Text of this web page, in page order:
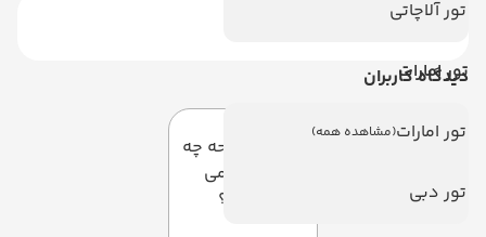
تور آلاچاتی
تور امارات
تور امارات(مشاهده همه)
تور دبی
دیدگاه کاربران
به این صفحه چه
امتیازی می
دهید؟